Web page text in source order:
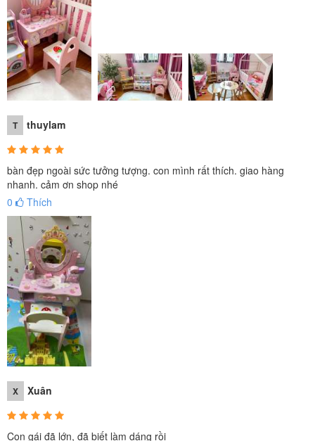
T thuylam
bàn đẹp ngoài sức tưởng tượng. con mình rất thích. giao hàng
nhanh. cảm ơn shop nhé
0
Thích
X Xuân
Con gái đã lớn, đã biết làm dáng rồi